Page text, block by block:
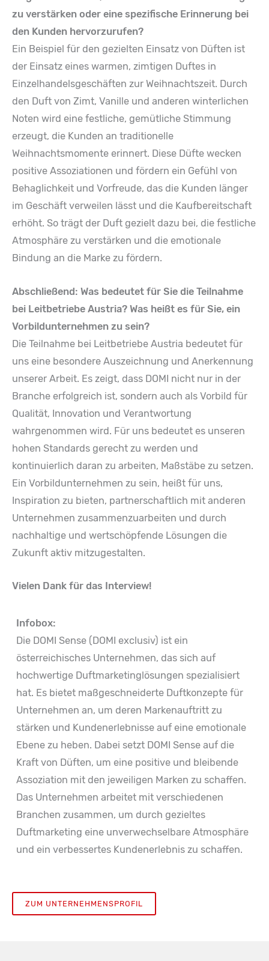
zu verstärken oder eine spezifische Erinnerung bei
den Kunden hervorzurufen?
Ein Beispiel für den gezielten Einsatz von Düften ist
der Einsatz eines warmen, zimtigen Duftes in
Einzelhandelsgeschäften zur Weihnachtszeit. Durch
den Duft von Zimt, Vanille und anderen winterlichen
Noten wird eine festliche, gemütliche Stimmung
erzeugt, die Kunden an traditionelle
Weihnachtsmomente erinnert. Diese Düfte wecken
positive Assoziationen und fördern ein Gefühl von
Behaglichkeit und Vorfreude, das die Kunden länger
im Geschäft verweilen lässt und die Kaufbereitschaft
erhöht. So trägt der Duft gezielt dazu bei, die festliche
Atmosphäre zu verstärken und die emotionale
Bindung an die Marke zu fördern.
Abschließend: Was bedeutet für Sie die Teilnahme
bei Leitbetriebe Austria? Was heißt es für Sie, ein
Vorbildunternehmen zu sein?
Die Teilnahme bei Leitbetriebe Austria bedeutet für
uns eine besondere Auszeichnung und Anerkennung
unserer Arbeit. Es zeigt, dass DOMI nicht nur in der
Branche erfolgreich ist, sondern auch als Vorbild für
Qualität, Innovation und Verantwortung
wahrgenommen wird. Für uns bedeutet es unseren
hohen Standards gerecht zu werden und
kontinuierlich daran zu arbeiten, Maßstäbe zu setzen.
Ein Vorbildunternehmen zu sein, heißt für uns,
Inspiration zu bieten, partnerschaftlich mit anderen
Unternehmen zusammenzuarbeiten und durch
nachhaltige und wertschöpfende Lösungen die
Zukunft aktiv mitzugestalten.
Vielen Dank für das Interview!
Infobox:
Die DOMI Sense (DOMI exclusiv) ist ein
österreichisches Unternehmen, das sich auf
hochwertige Duftmarketinglösungen spezialisiert
hat. Es bietet maßgeschneiderte Duftkonzepte für
Unternehmen an, um deren Markenauftritt zu
stärken und Kundenerlebnisse auf eine emotionale
Ebene zu heben. Dabei setzt DOMI Sense auf die
Kraft von Düften, um eine positive und bleibende
Assoziation mit den jeweiligen Marken zu schaffen.
Das Unternehmen arbeitet mit verschiedenen
Branchen zusammen, um durch gezieltes
Duftmarketing eine unverwechselbare Atmosphäre
und ein verbessertes Kundenerlebnis zu schaffen.
ZUM UNTERNEHMENSPROFIL